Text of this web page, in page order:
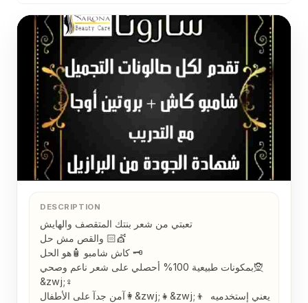
DESCRIPTION
تعبتي من شعر بنتك المتقصف والهايش
والقص مش حل 💇🏻
كاش شامبو 🧴هو الحل 🗝
بمكونات طبيعية 100% أحصلي على شعر ناعم وصحي🧝
&zwj;♀
آمن جدآ على الأطفال👩&zwj;👧&zwj;👦 يعني إستخدميه